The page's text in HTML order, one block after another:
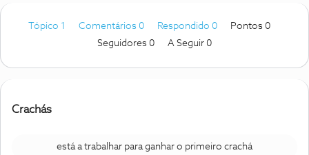
Tópico 1 Comentários 0 Respondido 0
Pontos 0
Seguidores 0 A Seguir 0
Crachás
está a trabalhar para ganhar o primeiro crachá